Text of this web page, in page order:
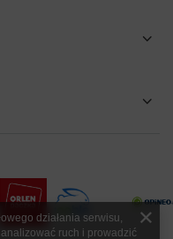
działania serwisu,
ruch i prowadzić